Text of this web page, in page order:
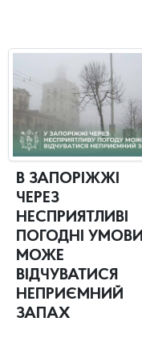
В ЗАПОРІЖЖІ
ЧЕРЕЗ
НЕСПРИЯТЛИВІ
ПОГОДНІ УМОВИ
МОЖЕ
ВІДЧУВАТИСЯ
НЕПРИЄМНИЙ
ЗАПАХ